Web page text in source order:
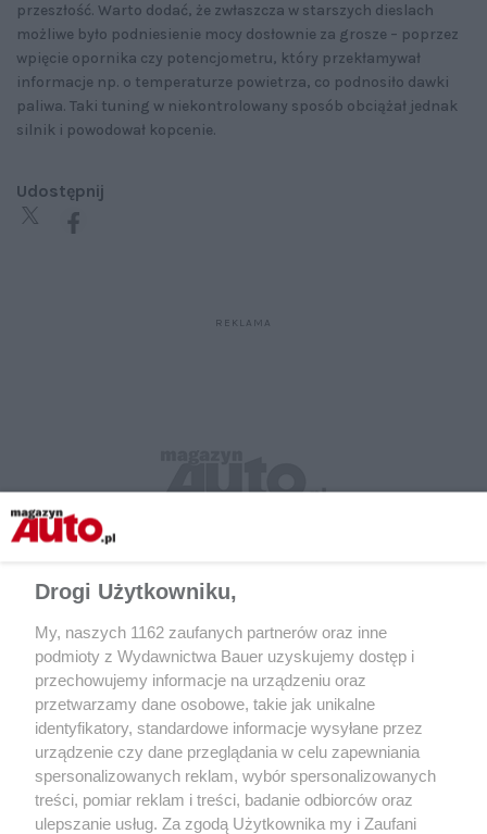
przeszłość. Warto dodać, że zwłaszcza w starszych dieslach
możliwe było podniesienie mocy dosłownie za grosze – poprzez
wpięcie opornika czy potencjometru, który przekłamywał
informacje np. o temperaturze powietrza, co podnosiło dawki
paliwa. Taki tuning w niekontrolowany sposób obciążał jednak
silnik i powodował kopcenie.
Udostępnij
CZYTAJ TAKŻE
Drogi Użytkowniku,
My, naszych 1162 zaufanych partnerów oraz inne
podmioty z Wydawnictwa Bauer uzyskujemy dostęp i
przechowujemy informacje na urządzeniu oraz
przetwarzamy dane osobowe, takie jak unikalne
identyfikatory, standardowe informacje wysyłane przez
urządzenie czy dane przeglądania w celu zapewniania
spersonalizowanych reklam, wybór spersonalizowanych
treści, pomiar reklam i treści, badanie odbiorców oraz
ulepszanie usług. Za zgodą Użytkownika my i Zaufani